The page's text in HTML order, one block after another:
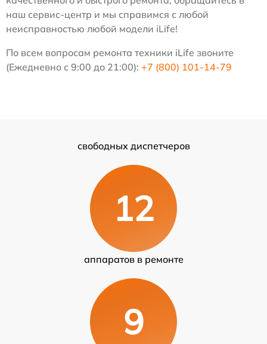
наш сервис-центр и мы справимся с любой
неисправностью любой модели iLife!
По всем вопросам ремонта техники iLife звоните
(Ежедневно с 9:00 до 21:00): +7 (800) 101-14-79
свободных диспетчеров
12
аппаратов в ремонте
9